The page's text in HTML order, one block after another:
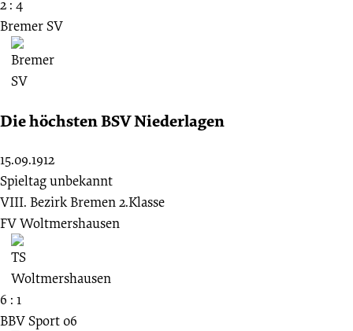
2 : 4
Bremer SV
Die höchsten BSV Niederlagen
15.09.1912
Spieltag unbekannt
VIII. Bezirk Bremen 2.Klasse
FV Woltmershausen
6 : 1
BBV Sport 06